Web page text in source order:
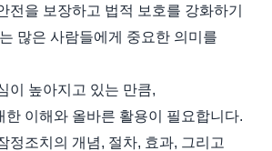
전을 보장하고 법적 보호를 강화하기
많은 사람들에게 중요한 의미를
이 높아지고 있는 만큼,
한 이해와 올바른 활용이 필요합니다.
정조치의 개념, 절차, 효과, 그리고